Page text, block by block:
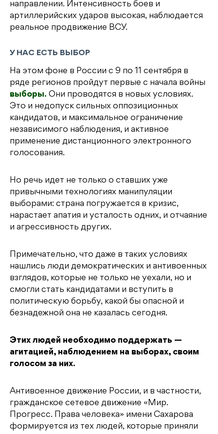
направлении. Интенсивность боев и
артиллерийских ударов высокая, наблюдается
реальное продвижение ВСУ.
У НАС ЕСТЬ ВЫБОР
На этом фоне в России с 9 по 11 сентября в
ряде регионов пройдут первые с начала войны
выборы. Они проводятся в новых условиях.
Это и недопуск сильных оппозиционных
кандидатов, и максимальное ограничение
независимого наблюдения, и активное
применение дистанционного электронного
голосования.
Но речь идет не только о ставших уже
привычными технологиях манипуляции
выборами: страна погружается в кризис,
нарастает апатия и усталость одних, и отчаяние
и агрессивность других.
Примечательно, что даже в таких условиях
нашлись люди демократических и антивоенных
взглядов, которые не только не уехали, но и
смогли стать кандидатами и вступить в
политическую борьбу, какой бы опасной и
безнадежной она не казалась сегодня.
Этих людей необходимо поддержать —
агитацией, наблюдением на выборах, своим
голосом за них.
Антивоенное движение России, и в частности,
гражданское сетевое движение «Мир.
Прогресс. Права человека» имени Сахарова
формируется из тех людей, которые приняли